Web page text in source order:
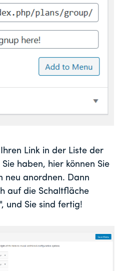
Link in der Liste der
haben, hier können Sie
neu anordnen. Dann
auf die Schaltfläche
und Sie sind fertig!